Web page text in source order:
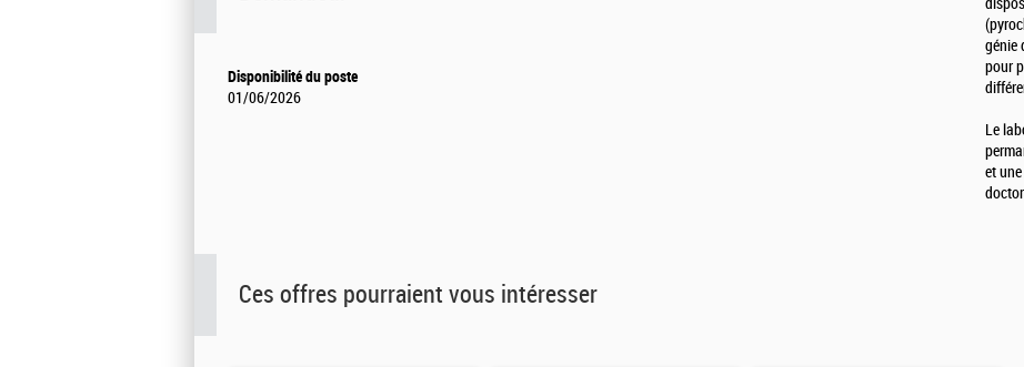
Disponibilité du poste
01/06/2026
génie
pour
Le
et
Ces offres pourraient vous intéresser